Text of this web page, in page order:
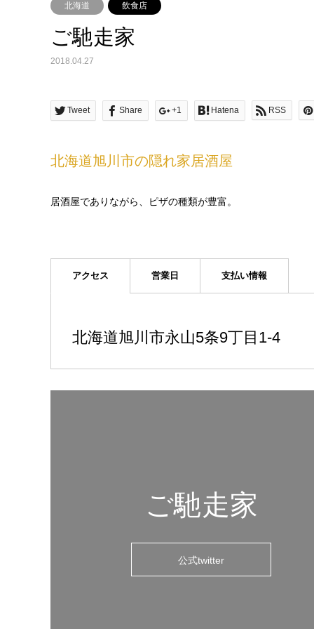
北海道 飲食店
ご馳走家
2018.04.27
Tweet Share +1 Hatena RSS
北海道旭川市の隠れ家居酒屋
居酒屋でありながら、ピザの種類が豊富。
アクセス 営業日 支払い情報
北海道旭川市永山5条9丁目1-4
ご馳走家
公式twitter